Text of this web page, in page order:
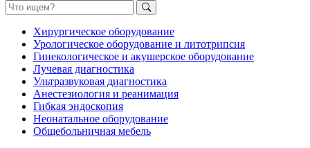
Хирургическое оборудование
Урологическое оборудование и литотрипсия
Гинекологическое и акушерское оборудование
Лучевая диагностика
Ультразвуковая диагностика
Анестезиология и реанимация
Гибкая эндоскопия
Неонатальное оборудование
Общебольничная мебель